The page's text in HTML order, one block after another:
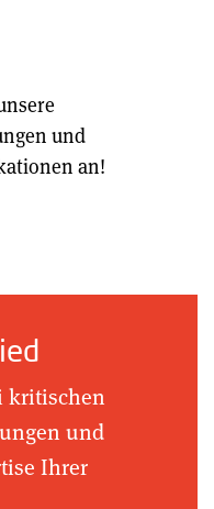
und
an!
kritischen
und
Ihrer